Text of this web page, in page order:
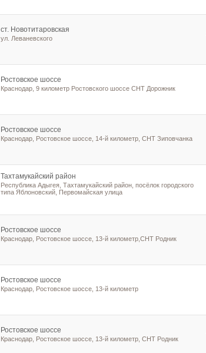
ст. Новотитаровская
ул. Леваневского
Ростовское шоссе
Краснодар, 9 километр Ростовского шоссе СНТ Дорожник
Ростовское шоссе
Краснодар, Ростовское шоссе, 14-й километр, СНТ Зиповчанка
Тахтамукайский район
Республика Адыгея, Тахтамукайский район, посёлок городского
типа Яблоновский, Первомайская улица
Ростовское шоссе
Краснодар, Ростовское шоссе, 13-й километр,СНТ Родник
Ростовское шоссе
Краснодар, Ростовское шоссе, 13-й километр
Ростовское шоссе
Краснодар, Ростовское шоссе, 13-й километр, СНТ Родник